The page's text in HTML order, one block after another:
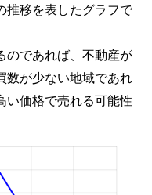
推移を表したグラフで
のであれば、不動産が
数が少ない地域であれ
い価格で売れる可能性